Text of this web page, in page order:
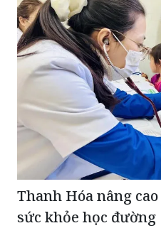
Thanh Hóa nâng
sức khỏe học đường